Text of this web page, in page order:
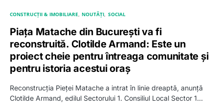
CONSTRUCȚII & IMOBILIARE NOUTĂȚI SOCIAL
Piața Matache din București va fi
reconstruită. Clotilde Armand: Este un
proiect cheie pentru întreaga comunitate și
pentru istoria acestui oraș
Reconstrucția Pieței Matache a intrat în linie dreaptă, anunță
Clotilde Armand, edilul Sectorului 1. Consiliul Local Sector 1…